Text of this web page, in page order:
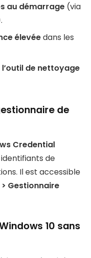
au démarrage (via
élevéedans les
l’outil de nettoyage
de
Credential
de
Il est accessible
Gestionnaire
10 sans